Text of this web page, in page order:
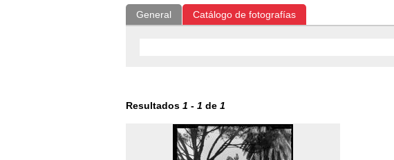
General Catálogo de fotografías
Resultados 1 - 1 de 1